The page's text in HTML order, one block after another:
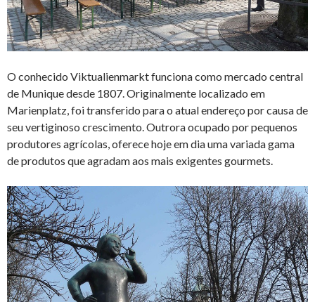
O conhecido Viktualienmarkt funciona como mercado central
de Munique desde 1807. Originalmente localizado em
Marienplatz, foi transferido para o atual endereço por causa de
seu vertiginoso crescimento. Outrora ocupado por pequenos
produtores agrícolas, oferece hoje em dia uma variada gama
de produtos que agradam aos mais exigentes gourmets.